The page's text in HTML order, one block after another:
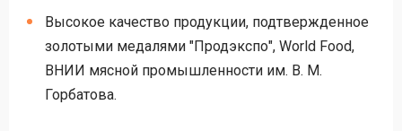
Высокое качество продукции, подтвержденное
золотыми медалями "Продэкспо", World Food,
ВНИИ мясной промышленности им. В. М.
Горбатова.